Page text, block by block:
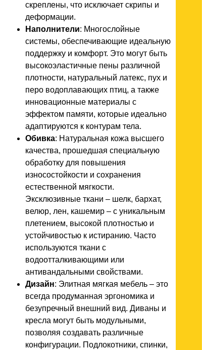
скреплены, что исключает скрипы и
деформации.
Наполнители: Многослойные
системы, обеспечивающие идеальную
поддержку и комфорт. Это могут быть
высокоэластичные пены различной
плотности, натуральный латекс, пух и
перо водоплавающих птиц, а также
инновационные материалы с
эффектом памяти, которые идеально
адаптируются к контурам тела.
Обивка: Натуральная кожа высшего
качества, прошедшая специальную
обработку для повышения
износостойкости и сохранения
естественной мягкости.
Эксклюзивные ткани – шелк, бархат,
велюр, лен, кашемир – с уникальным
плетением, высокой плотностью и
устойчивостью к истиранию. Часто
используются ткани с
водоотталкивающими или
антивандальными свойствами.
Дизайн: Элитная мягкая мебель – это
всегда продуманная эргономика и
безупречный внешний вид. Диваны и
кресла могут быть модульными,
позволяя создавать различные
конфигурации. Подлокотники, спинки,